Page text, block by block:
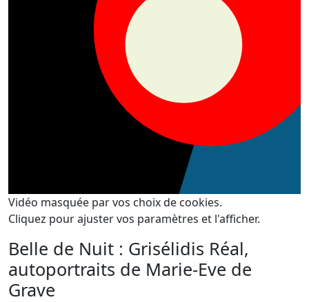
Vidéo masquée par vos choix de cookies.
Cliquez pour ajuster vos paramètres et l'afficher.
Belle de Nuit : Grisélidis Réal,
autoportraits de Marie-Eve de
Grave